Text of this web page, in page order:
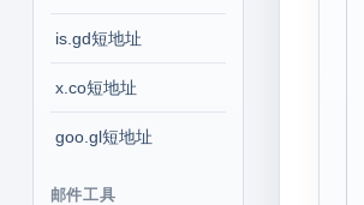
is.gd短地址
x.co短地址
goo.gl短地址
邮件工具